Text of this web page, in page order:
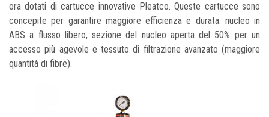
ora dotati di cartucce innovative Pleatco. Queste cartucce sono
concepite per garantire maggiore efficienza e durata: nucleo in
ABS a flusso libero, sezione del nucleo aperta del 50% per un
accesso più agevole e tessuto di filtrazione avanzato (maggiore
quantità di fibre).